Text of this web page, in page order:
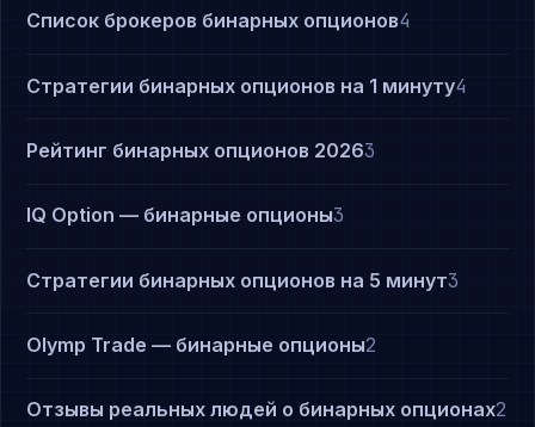
Список брокеров бинарных опционов4
Стратегии бинарных опционов на 1 минуту4
Рейтинг бинарных опционов 20263
IQ Option — бинарные опционы3
Стратегии бинарных опционов на 5 минут3
Olymp Trade — бинарные опционы2
Отзывы реальных людей о бинарных опционах2